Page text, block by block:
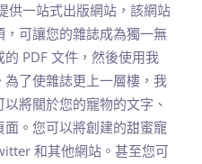
供一站式出版網站，該網站
可讓您的雜誌成為獨一無
PDF 文件，然後使用我
了使雜誌更上一層樓，我
將關於您的寵物的文字、
。您可以將創建的甜蜜寵
和其他網站。甚至您可